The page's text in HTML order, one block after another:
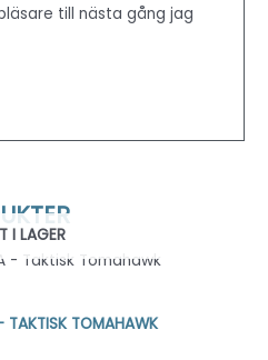
till nästa gång jag
I LAGER
TOMAHAWK